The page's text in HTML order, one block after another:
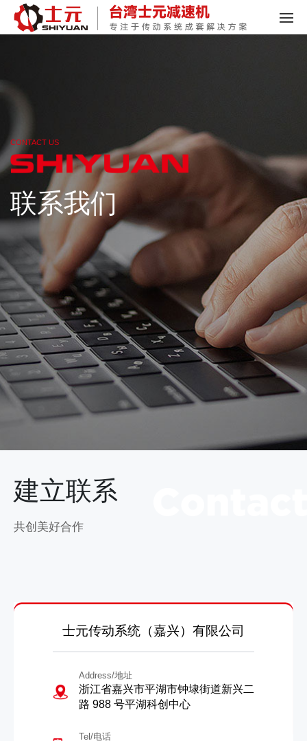
CONTACT US
联系我们
建立联系
共创美好合作
士元传动系统（嘉兴）有限公司
Address/地址
浙江省嘉兴市平湖市钟埭街道新兴二
路 988 号平湖科创中心
Tel/电话